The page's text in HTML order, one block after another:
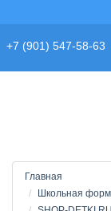
+7 (901) 547-58-63
Главная
Школьная